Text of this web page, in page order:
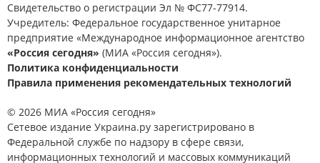
Свидетельство о регистрации Эл № ФС77-77914.
Учредитель: Федеральное государственное унитарное
предприятие «Международное информационное агентство
«Россия сегодня» (МИА «Россия сегодня»).
Политика конфиденциальности
Правила применения рекомендательных технологий
© 2026 МИА «Россия сегодня»
Сетевое издание Украина.ру зарегистрировано в
Федеральной службе по надзору в сфере связи,
информационных технологий и массовых коммуникаций